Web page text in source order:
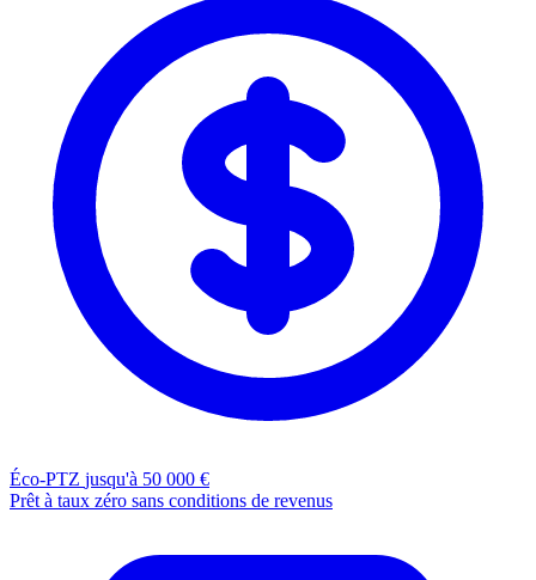
Éco-PTZ jusqu'à 50 000 €
Prêt à taux zéro sans conditions de revenus